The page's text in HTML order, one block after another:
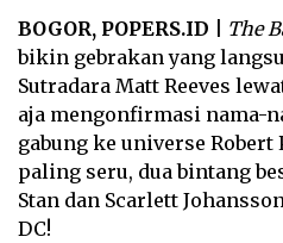
BOGOR, POPERS.ID | The
bikin gebrakan yang
Sutradara Matt Reeves
aja mengonfirmasi nama-
gabung ke universe Robert
paling seru, dua bintang
Stan dan Scarlett
DC!